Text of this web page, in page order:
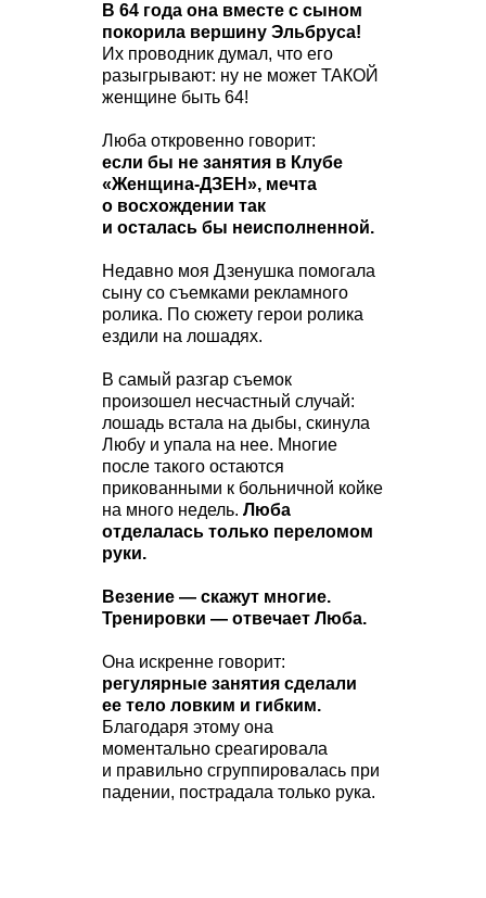
В 64 года она вместе с сыном
покорила вершину Эльбруса!
Их проводник думал, что его
разыгрывают: ну не может ТАКОЙ
женщине быть 64!
Люба откровенно говорит:
если бы не занятия в Клубе
«Женщина-ДЗЕН», мечта
о восхождении так
и осталась бы неисполненной.
Недавно моя Дзенушка помогала
сыну со съемками рекламного
ролика. По сюжету герои ролика
ездили на лошадях.
В самый разгар съемок
произошел несчастный случай:
лошадь встала на дыбы, скинула
Любу и упала на нее. Многие
после такого остаются
прикованными к больничной койке
на много недель. Люба
отделалась только переломом
руки.
Везение — скажут многие.
Тренировки — отвечает Люба.
Она искренне говорит:
регулярные занятия сделали
ее тело ловким и гибким.
Благодаря этому она
моментально среагировала
и правильно сгруппировалась при
падении, пострадала только рука.